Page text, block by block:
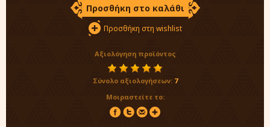
Προσθήκη στο καλάθι
Προσθήκη στη wishlist
Αξιολόγηση προϊόντος
Σύνολο αξιολογήσεων: 7
Μοιραστείτε το: